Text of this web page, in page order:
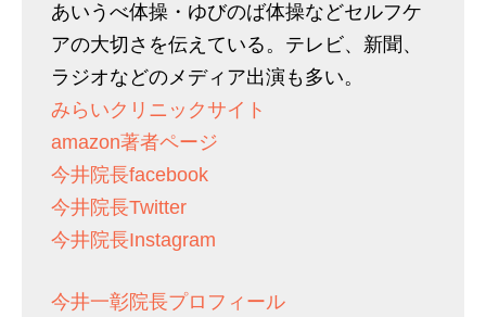
あいうべ体操・ゆびのば体操などセルフケ
アの大切さを伝えている。テレビ、新聞、
ラジオなどのメディア出演も多い。
みらいクリニックサイト
amazon著者ページ
今井院長facebook
今井院長Twitter
今井院長Instagram
今井一彰院長プロフィール